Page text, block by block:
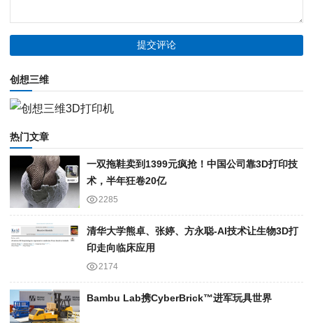
创想三维
热门文章
一双拖鞋卖到1399元疯抢！中国公司靠3D打印技
术，半年狂卷20亿
2285
清华大学熊卓、张婷、方永聪-AI技术让生物3D打
印走向临床应用
2174
Bambu Lab携Cyber​​Brick™进军玩具世界